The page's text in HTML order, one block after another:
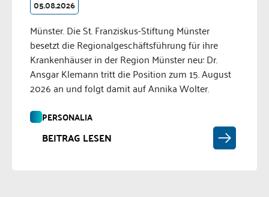
05.08.2026
Münster. Die St. Franziskus-Stiftung Münster
besetzt die Regionalgeschäftsführung für ihre
Krankenhäuser in der Region Münster neu: Dr.
Ansgar Klemann tritt die Position zum 15. August
2026 an und folgt damit auf Annika Wolter.
PERSONALIA
BEITRAG LESEN